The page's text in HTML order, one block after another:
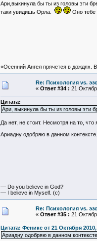
Ари,выкинула бы ты из головы эти
таки увидишь Орла.
Оно тебе
«Осенний Ангел прячется в дождях.
Re: Психология vs.
« Ответ #34 : 21
Цитата:
Ари, выкинула бы ты из головы эти
Да нет, не стоит. Несмотря на то,
Ариадну одобряю в данном
— Do you believe in God?
— I believe in Myself. (c)
Re: Психология vs.
« Ответ #35 : 21
Цитата: Феникс от 21 Октября
Ариадну одобряю в данном